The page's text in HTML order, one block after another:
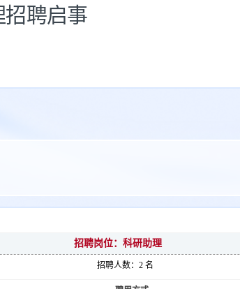
聘启事
招聘岗位：科研助理
招聘人数：2 名